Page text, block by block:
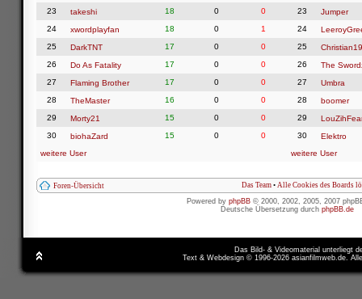
23
takeshi 18 0
0
24
xwordplayfan 18 0
1
25
DarkTNT 17 0
0
26
Do As Fatality 17 0
0
27
Flaming Brother 17 0
0
28
TheMaster 16 0
0
29
Morty21 15 0
0
30
biohaZard 15 0
0
weitere User
23
Jumper
24
25
26
The
27
Umbra
28
boomer
29
30
Elektro
weitere User
Foren-Übersicht Das Team • Alle Cookies des Boards
Powered by phpBB © 2000, 2002, 2005, 2007
Deutsche Übersetzung durch phpBB.de
Das Bild- & Videomaterial unterliegt
Text & Webdesign © 1996-2026 asianfilmweb.de.